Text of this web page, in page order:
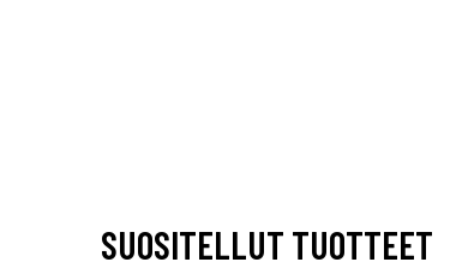
SUOSITELLUT TUOTTEET